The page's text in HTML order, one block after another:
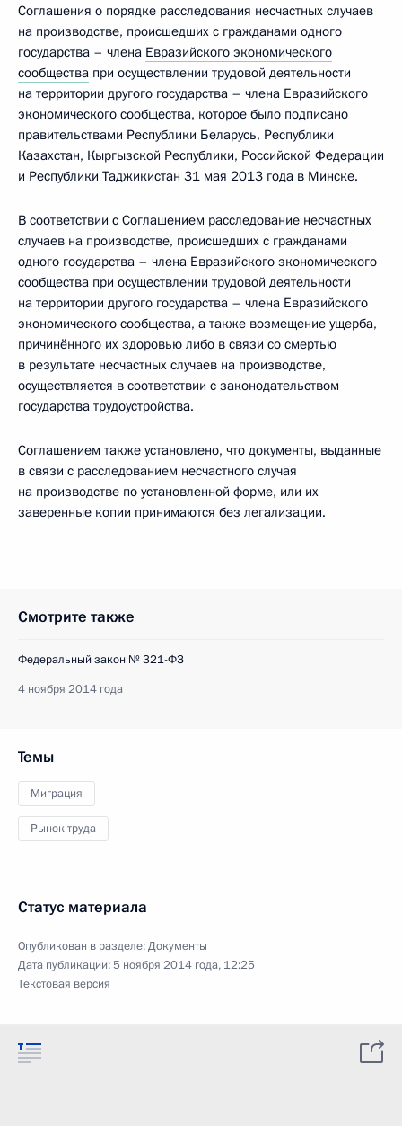
Соглашения о порядке расследования несчастных случаев
на производстве, происшедших с гражданами одного
государства – члена Евразийского экономического
сообщества при осуществлении трудовой деятельности
на территории другого государства – члена Евразийского
экономического сообщества, которое было подписано
правительствами Республики Беларусь, Республики
Казахстан, Кыргызской Республики, Российской Федерации
и Республики Таджикистан 31 мая 2013 года в Минске.
В соответствии с Соглашением расследование несчастных
случаев на производстве, происшедших с гражданами
одного государства – члена Евразийского экономического
сообщества при осуществлении трудовой деятельности
на территории другого государства – члена Евразийского
экономического сообщества, а также возмещение ущерба,
причинённого их здоровью либо в связи со смертью
в результате несчастных случаев на производстве,
осуществляется в соответствии с законодательством
государства трудоустройства.
Соглашением также установлено, что документы, выданные
в связи с расследованием несчастного случая
на производстве по установленной форме, или их
заверенные копии принимаются без легализации.
Смотрите также
Федеральный закон № 321-ФЗ
4 ноября 2014 года
Темы
Миграция
Рынок труда
Статус материала
Опубликован в разделе:Документы
Дата публикации:5 ноября 2014 года, 12:25
Текстовая версия